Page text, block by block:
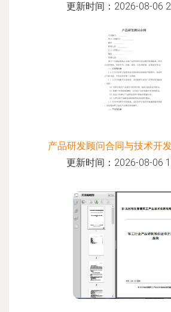
更新时间：2026-08-06
产品研发顾问合同与技术开
更新时间：2026-08-06